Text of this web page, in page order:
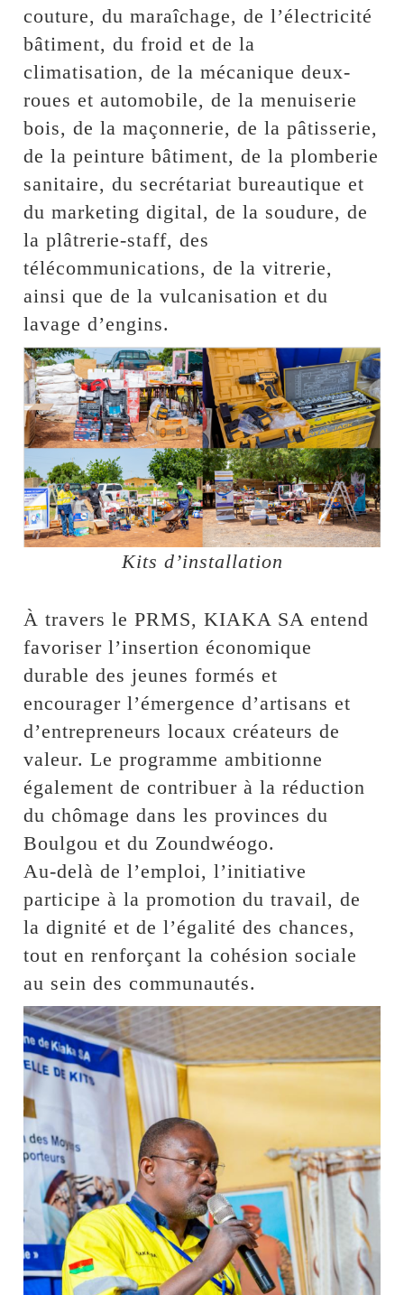
couture, du maraîchage, de l’électricité
bâtiment, du froid et de la
climatisation, de la mécanique deux-
roues et automobile, de la menuiserie
bois, de la maçonnerie, de la pâtisserie,
de la peinture bâtiment, de la plomberie
sanitaire, du secrétariat bureautique et
du marketing digital, de la soudure, de
la plâtrerie-staff, des
télécommunications, de la vitrerie,
ainsi que de la vulcanisation et du
lavage d’engins.
Kits d’installation
À travers le PRMS, KIAKA SA entend
favoriser l’insertion économique
durable des jeunes formés et
encourager l’émergence d’artisans et
d’entrepreneurs locaux créateurs de
valeur. Le programme ambitionne
également de contribuer à la réduction
du chômage dans les provinces du
Boulgou et du Zoundwéogo.
Au-delà de l’emploi, l’initiative
participe à la promotion du travail, de
la dignité et de l’égalité des chances,
tout en renforçant la cohésion sociale
au sein des communautés.